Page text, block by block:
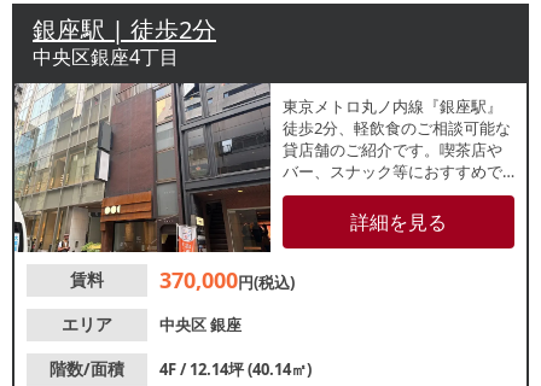
銀座駅 | 徒歩2分
中央区銀座4丁目
東京メトロ丸ノ内線『銀座駅』
徒歩2分、軽飲食のご相談可能な
貸店舗のご紹介です。喫茶店や
バー、スナック等におすすめで
す。周辺でも多数飲食店が盛業
中で、昼夜問わず集客が期待で
きます。諸条件等、お気軽にお
詳細を見る
賃料 370,000円(税込)
エリア
中央区銀座
階数/面積
4F / 12.14坪 (40.14㎡)